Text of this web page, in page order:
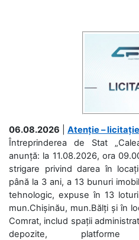
06.08.2026
Atenție –
Întreprinderea de Stat
anunță: la 11.08.2026, ora
strigare privind darea în
până la 3 ani, a 13 bunuri
tehnologic, expuse în 13
mun.Chișinău, mun.Bălți și în
Comrat, includ spații
depozite,